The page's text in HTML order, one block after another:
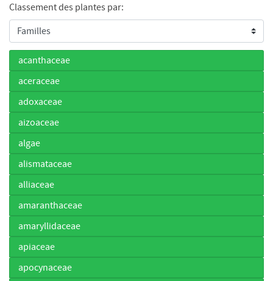
Classement des plantes par:
acanthaceae
aceraceae
adoxaceae
aizoaceae
algae
alismataceae
alliaceae
amaranthaceae
amaryllidaceae
apiaceae
apocynaceae